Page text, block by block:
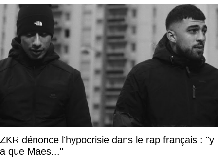
ZKR dénonce l'hypocrisie dans le rap français : "y
a que Maes..."